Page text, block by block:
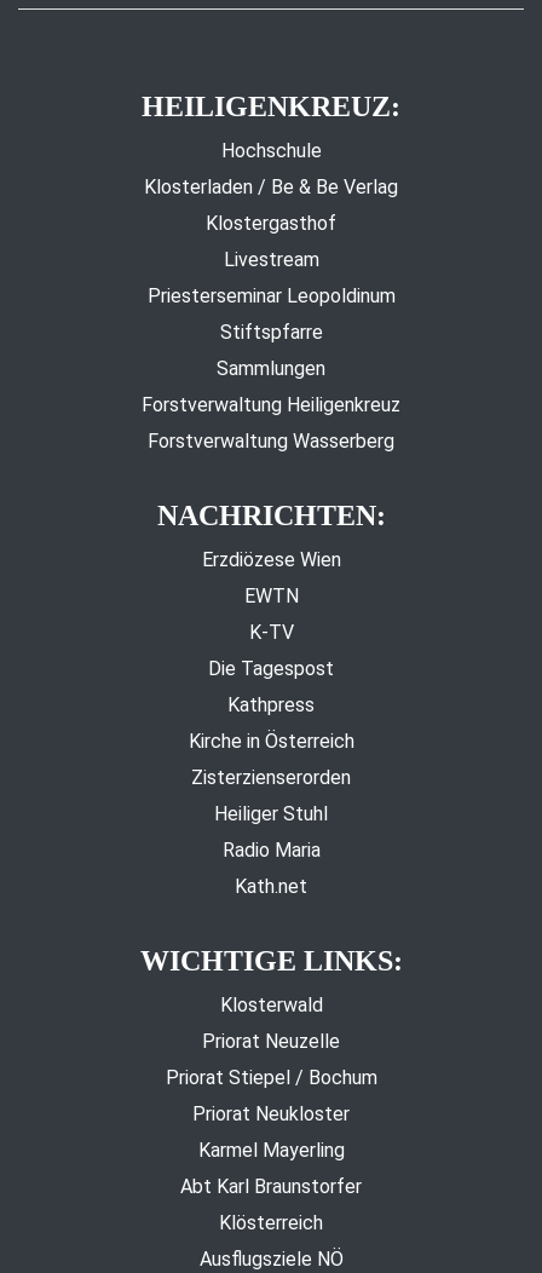
HEILIGENKREUZ:
Hochschule
Klosterladen / Be & Be Verlag
Klostergasthof
Livestream
Priesterseminar Leopoldinum
Stiftspfarre
Sammlungen
Forstverwaltung Heiligenkreuz
Forstverwaltung Wasserberg
NACHRICHTEN:
Erzdiözese Wien
EWTN
K-TV
Die Tagespost
Kathpress
Kirche in Österreich
Zisterzienserorden
Heiliger Stuhl
Radio Maria
Kath.net
WICHTIGE LINKS:
Klosterwald
Priorat Neuzelle
Priorat Stiepel / Bochum
Priorat Neukloster
Karmel Mayerling
Abt Karl Braunstorfer
Klösterreich
Ausflugsziele NÖ